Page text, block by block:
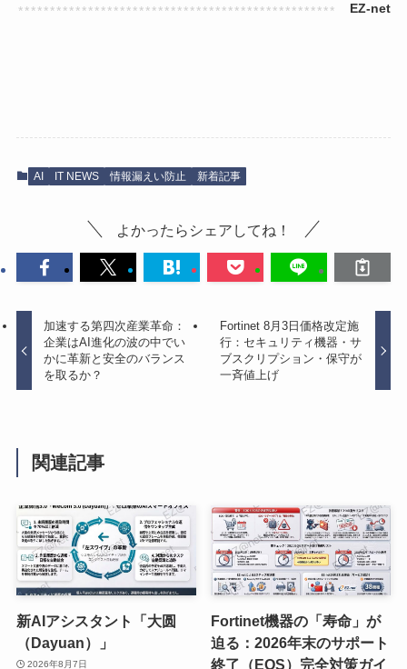
AI IT NEWS 情報漏えい防止 新着記事
よかったらシェアしてね！
加速する第四次産業革命：
企業はAI進化の波の中でい
かに革新と安全のバランス
を取るか？
Fortinet 8月3日価格改定施
行：セキュリティ機器・サ
ブスクリプション・保守が
一斉値上げ
関連記事
新AIアシスタント「大圆
（Dayuan）」
2026年8月7日
Fortinet機器の「寿命」が
迫る：2026年末のサポート
終了（EOS）完全対策ガイ